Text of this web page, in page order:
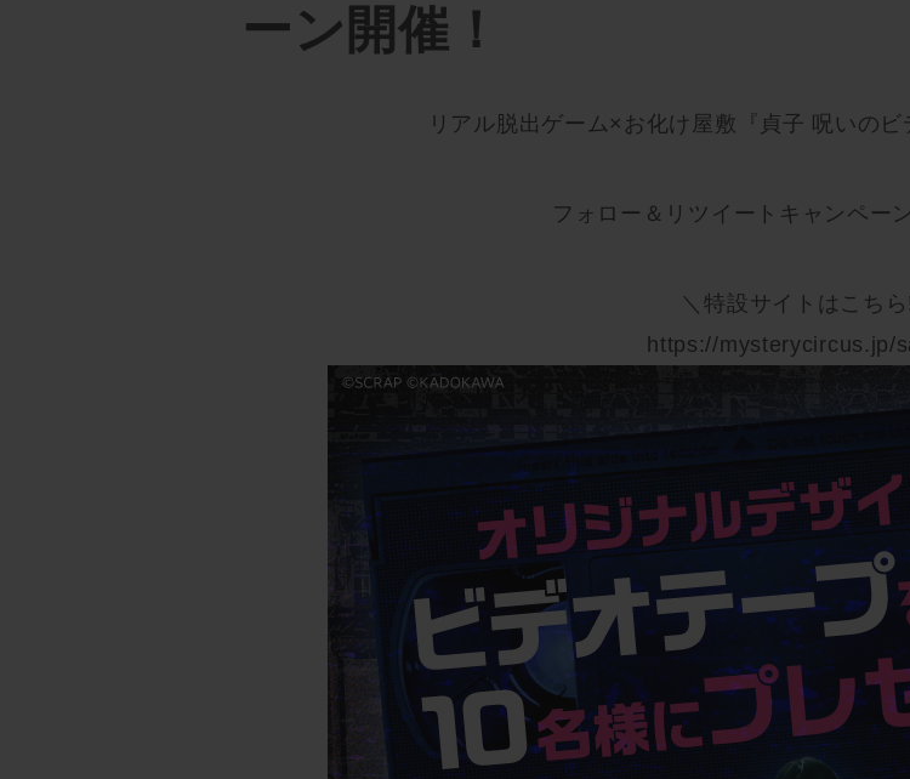
ーン開催！
リアル脱出ゲーム×お化け屋敷『貞子 呪いのビ
フォロー＆リツイートキャンペー
＼特設サイトはこち
https://mysterycircus.jp/